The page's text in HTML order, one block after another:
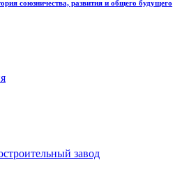
союзничества, развития и общего будущего
завод